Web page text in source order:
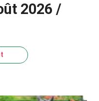
2026 /